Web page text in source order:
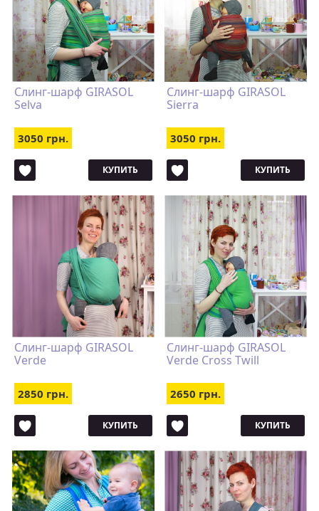
Слинг-шарф GIRASOL
Selva
3050 грн.
КУПИТЬ
Слинг-шарф GIRASOL
Sierra
3050 грн.
КУПИТЬ
Слинг-шарф GIRASOL
Verde
2850 грн.
КУПИТЬ
Слинг-шарф GIRASOL
Verde Cross Twill
2650 грн.
КУПИТЬ